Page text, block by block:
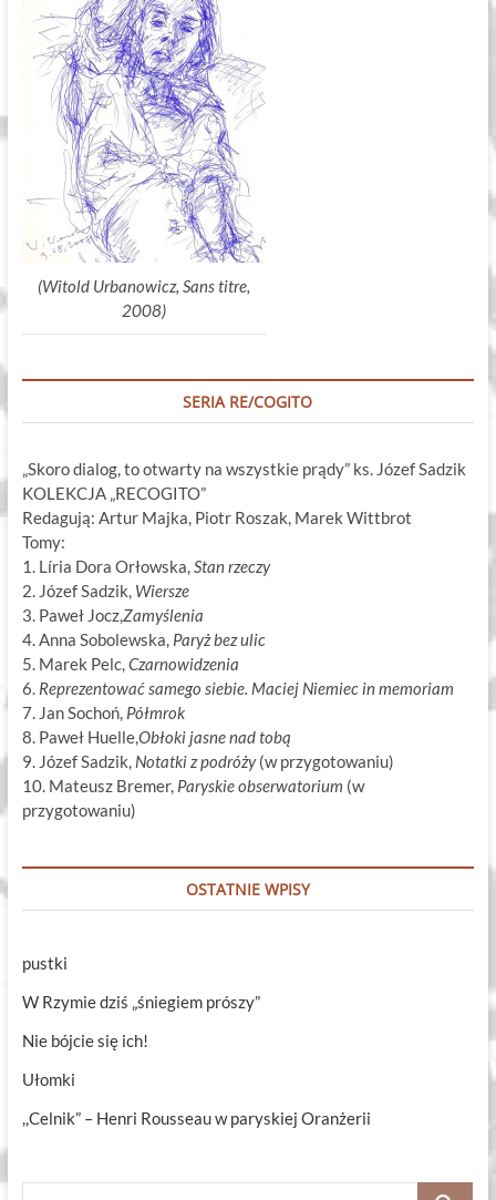
(Witold Urbanowicz, Sans titre,
2008)
SERIA RE/COGITO
„Skoro dialog, to otwarty na wszystkie prądy” ks. Józef Sadzik
KOLEKCJA „RECOGITO”
Redagują: Artur Majka, Piotr Roszak, Marek Wittbrot
Tomy:
1. Líria Dora Orłowska,Stan rzeczy
2. Józef Sadzik, Wiersze
3. Paweł Jocz,Zamyślenia
4. Anna Sobolewska, Paryż bez ulic
5. Marek Pelc,Czarnowidzenia
6. Reprezentować samego siebie. Maciej Niemiec in memoriam
7. Jan Sochoń, Półmrok
8. Paweł Huelle,Obłoki jasne nad tobą
9. Józef Sadzik, Notatki z podróży(w przygotowaniu)
10. Mateusz Bremer, Paryskie obserwatorium (w
przygotowaniu)
OSTATNIE WPISY
pustki
W Rzymie dziś „śniegiem prószy”
Nie bójcie się ich!
Ułomki
,,Celnik” – Henri Rousseau w paryskiej Oranżerii
Szukaj